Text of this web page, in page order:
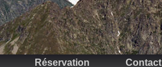
Réservation Contact